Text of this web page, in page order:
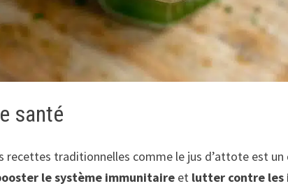
santé
traditionnelles comme le jus d’attote est un
le système immunitaire et lutter contre les